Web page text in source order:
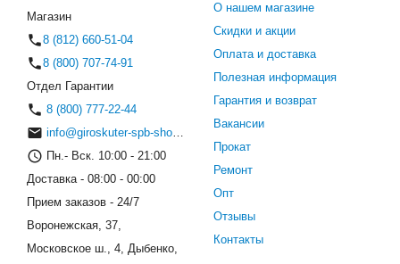
Магазин
8 (812) 660-51-04
8 (800) 707-74-91
Отдел Гарантии
8 (800) 777-22-44
info@giroskuter-spb-shop.ru
Пн.- Вск. 10:00 - 21:00
Доставка - 08:00 - 00:00
Прием заказов - 24/7
Воронежская, 37,
Московское ш., 4, Дыбенко,
О нашем магазине
Скидки и акции
Оплата и доставка
Полезная информация
Гарантия и возврат
Вакансии
Прокат
Ремонт
Опт
Отзывы
Контакты